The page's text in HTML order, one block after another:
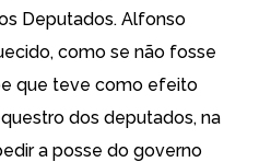
Deputados. Alfonso
como se não fosse
que teve como efeito
dos deputados, na
a posse do governo